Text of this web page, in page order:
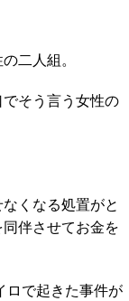
二人組。
でそう言う女性の
くなる処置がと
伴させてお金を
ロで起きた事件が